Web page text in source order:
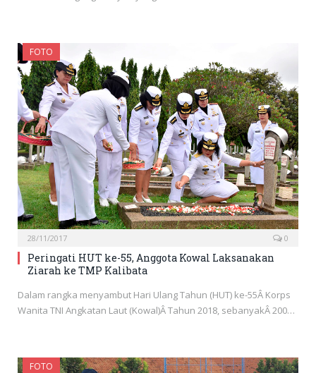
FOTO
28/11/2017 0
Peringati HUT ke-55, Anggota Kowal Laksanakan
Ziarah ke TMP Kalibata
Dalam rangka menyambut Hari Ulang Tahun (HUT) ke-55Â Korps
Wanita TNI Angkatan Laut (Kowal)Â Tahun 2018, sebanyakÂ 200…
FOTO